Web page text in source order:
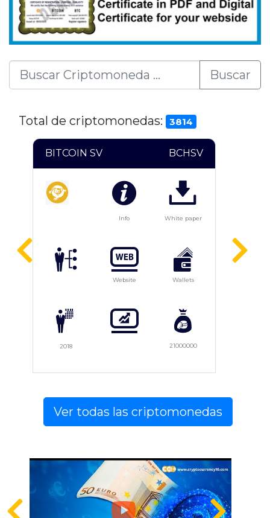
Buscar
Total de criptomonedas: 3814
BITCOIN SV BCHSV
Info White paper
Website Wallets
2018 21000000
Ver todas las criptomonedas